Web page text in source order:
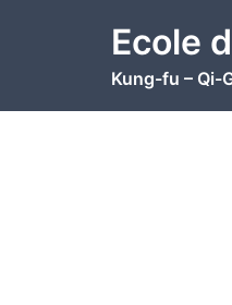
Ecole
Kung-fu – Qi-